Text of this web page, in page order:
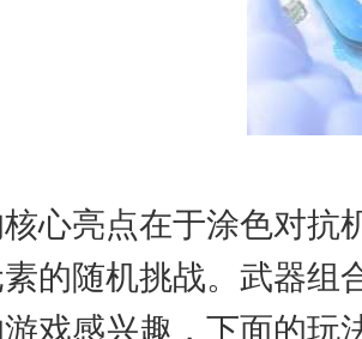
心亮点在于涂色对抗
的随机挑战。武器组
戏感兴趣，下面的玩